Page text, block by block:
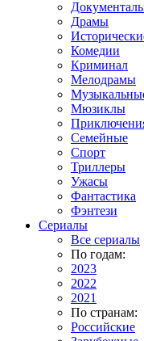
Драмы
Комедии
Криминал
Мелодрамы
Мюзиклы
Семейные
Спорт
Триллеры
Ужасы
Фантастика
Фэнтези
Сериалы
Все сериалы
По годам:
2023
2022
2021
По странам:
Российские